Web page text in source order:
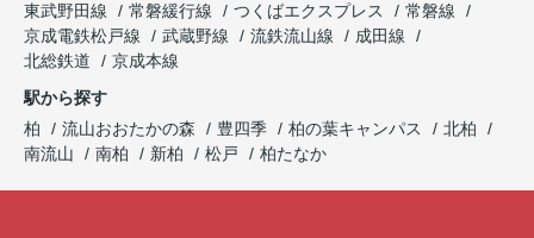
東武野田線
常磐緩行線 つくばエクスプレス
常磐線
京成電鉄松戸線
武蔵野線 流鉄流山線
成田線
北総鉄道
京成本線
駅から探す
柏
流山おおたかの森 豊四季 柏の葉キャンパス
北柏
南流山
南柏 新柏 松戸 柏たなか